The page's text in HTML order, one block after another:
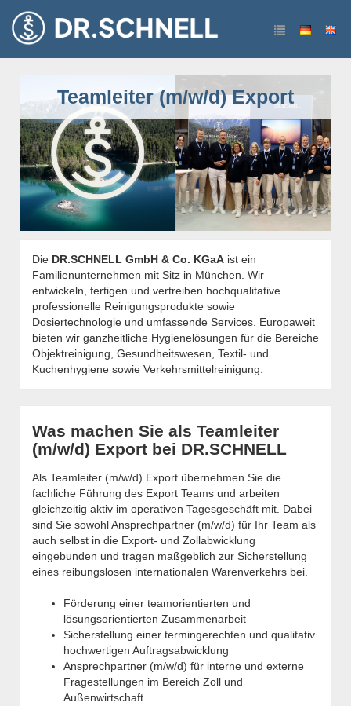
Teamleiter (m/w/d) Export
Die DR.SCHNELL GmbH & Co. KGaA ist ein
Familienunternehmen mit Sitz in München. Wir
entwickeln, fertigen und vertreiben hochqualitative
professionelle Reinigungsprodukte sowie
Dosiertechnologie und umfassende Services. Europaweit
bieten wir ganzheitliche Hygienelösungen für die Bereiche
Objektreinigung, Gesundheitswesen, Textil- und
Kuchenhygiene sowie Verkehrsmittelreinigung.
Was machen Sie als Teamleiter
(m/w/d) Export bei DR.SCHNELL
Als Teamleiter (m/w/d) Export übernehmen Sie die
fachliche Führung des Export Teams und arbeiten
gleichzeitig aktiv im operativen Tagesgeschäft mit. Dabei
sind Sie sowohl Ansprechpartner (m/w/d) für Ihr Team als
auch selbst in die Export- und Zollabwicklung
eingebunden und tragen maßgeblich zur Sicherstellung
eines reibungslosen internationalen Warenverkehrs bei.
Förderung einer teamorientierten und
lösungsorientierten Zusammenarbeit
Sicherstellung einer termingerechten und qualitativ
hochwertigen Auftragsabwicklung
Ansprechpartner (m/w/d) für interne und externe
Fragestellungen im Bereich Zoll und
Außenwirtschaft